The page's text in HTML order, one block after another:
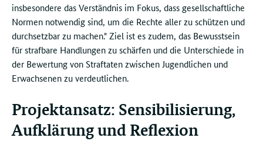
insbesondere das Verständnis im Fokus, dass gesellschaftliche
Normen notwendig sind, um die Rechte aller zu schützen und
durchsetzbar zu machen." Ziel ist es zudem, das Bewusstsein
für strafbare Handlungen zu schärfen und die Unterschiede in
der Bewertung von Straftaten zwischen Jugendlichen und
Erwachsenen zu verdeutlichen.
Projektansatz: Sensibilisierung,
Aufklärung und Reflexion